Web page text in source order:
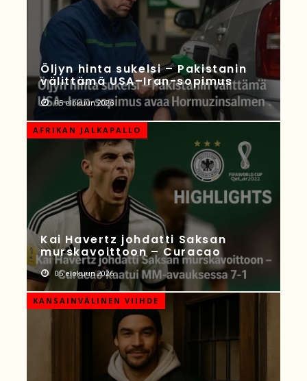
Öljyn hinta sukelsi – Pakistanin
välittämä USA–Iran-sopimus
05 elokuun 2026
AFRIKAN JALKAPALLO
Kai Havertz johdatti Saksan
murskavoittoon – Curacao
05 elokuun 2026
KANSAINVÄLINEN VIIHDE